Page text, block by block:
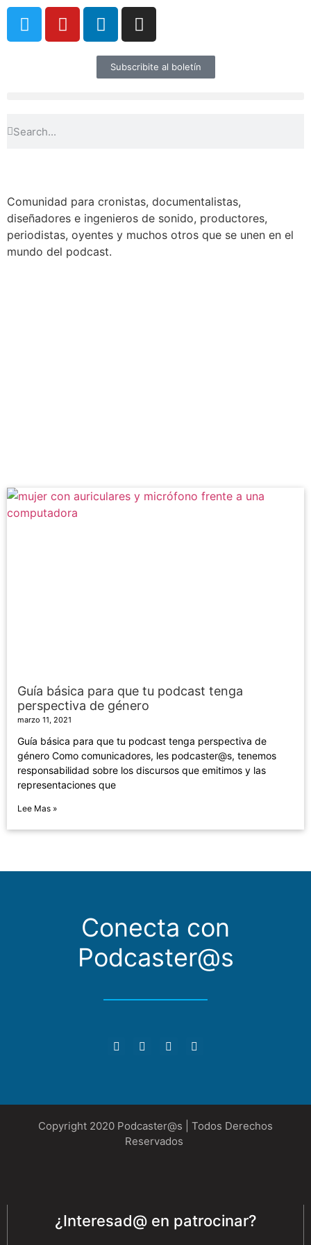
Subscribite al boletín
Comunidad para cronistas, documentalistas,
diseñadores e ingenieros de sonido, productores,
periodistas, oyentes y muchos otros que se unen en el
mundo del podcast.
Guía básica para que tu podcast tenga
perspectiva de género
marzo 11, 2021
Guía básica para que tu podcast tenga perspectiva de
género Como comunicadores, les podcaster@s, tenemos
responsabilidad sobre los discursos que emitimos y las
representaciones que
Lee Mas »
Conecta con
Podcaster@s
Copyright 2020 Podcaster@s | Todos Derechos
Reservados
¿Interesad@ en patrocinar?